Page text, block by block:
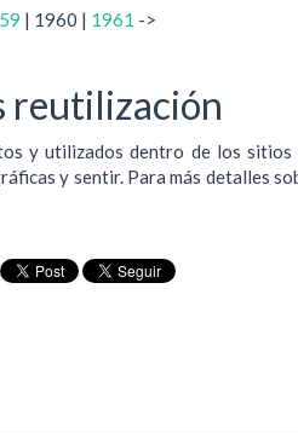
| 1960 | 1961 ->
reutilización
y utilizados dentro de los
y sentir. Para más detalles